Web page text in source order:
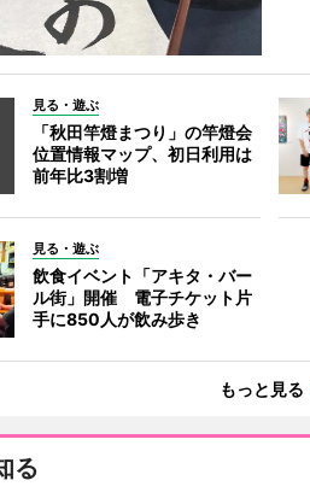
見る・遊ぶ
「秋田竿燈まつり」の竿燈会
位置情報マップ、初日利用は
前年比3割増
見る・遊ぶ
飲食イベント「アキタ・バー
ル街」開催 電子チケット片
手に850人が飲み歩き
もっと見る
る